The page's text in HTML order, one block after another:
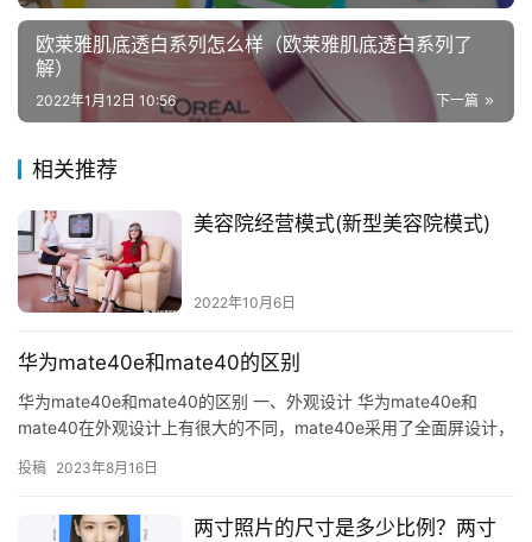
欧莱雅肌底透白系列怎么样（欧莱雅肌底透白系列了
解）
下一篇
2022年1月12日 10:56
相关推荐
美容院经营模式(新型美容院模式)
2022年10月6日
华为mate40e和mate40的区别
华为mate40e和mate40的区别 一、外观设计 华为mate40e和
mate40在外观设计上有很大的不同，mate40e采用了全面屏设计，
投稿 2023年8月16日
两寸照片的尺寸是多少比例？两寸